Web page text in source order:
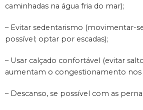
caminhadas na água fria do mar);
– Evitar sedentarismo (movimentar-
possível; optar por escadas);
– Usar calçado confortável (evitar
aumentam o congestionamento nos
– Descanso, se possível com as